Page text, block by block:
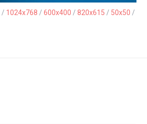
/ 1024x768 / 600x400 / 820x615 / 50x50 /